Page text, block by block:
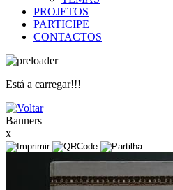
PROJETOS
PARTICIPE
CONTACTOS
Está a carregar!!!
Banners
x